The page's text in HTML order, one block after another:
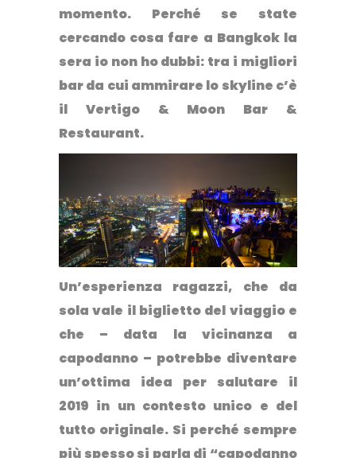
momento. Perché se state
cercando cosa fare a Bangkok la
sera io non ho dubbi: tra i migliori
bar da cui ammirare lo skyline c’è
il Vertigo & Moon Bar &
Restaurant.
Un’esperienza ragazzi, che da
sola vale il biglietto del viaggio e
che – data la vicinanza a
capodanno – potrebbe diventare
un’ottima idea per salutare il
2019 in un contesto unico e del
tutto originale. Si perché sempre
più spesso si parla di “capodanno